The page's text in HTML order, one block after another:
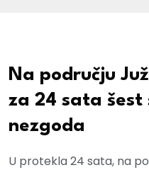
Na području
za 24 sata šest
nezgoda
U protekla 24 sata, na